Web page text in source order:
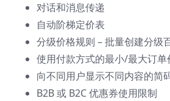
对话和消息传递
自动阶梯定价表
分级价格规则 – 批量创建分级
使用付款方式的最小/最大订单
向不同用户显示不同内容的简
B2B 或 B2C 优惠券使用限制